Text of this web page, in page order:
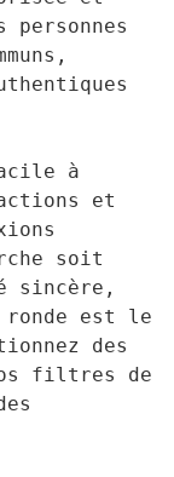
personnes
à
et
soit
sincère,
ronde est le
des
filtres de